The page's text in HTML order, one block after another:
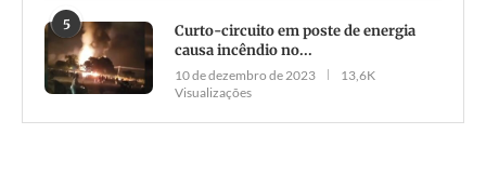
5
Curto-circuito em poste de energia
causa incêndio no...
10 de dezembro de 2023
13,6K
Visualizações